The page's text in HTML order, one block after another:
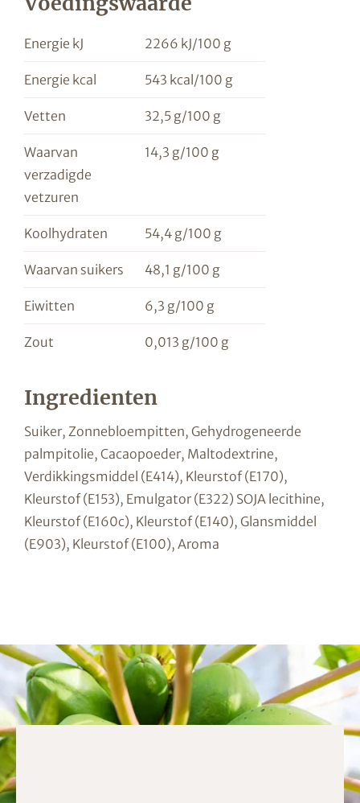
Energie kJ 2266 kJ/100 g
Energie kcal 543 kcal/100 g
Vetten 32,5 g/100 g
Waarvan
verzadigde
vetzuren
14,3 g/100 g
Koolhydraten 54,4 g/100 g
Waarvan suikers 48,1 g/100 g
Eiwitten 6,3 g/100 g
Zout 0,013 g/100 g
Ingredienten
Suiker, Zonnebloempitten, Gehydrogeneerde
palmpitolie, Cacaopoeder, Maltodextrine,
Verdikkingsmiddel (E414), Kleurstof (E170),
Kleurstof (E153), Emulgator (E322) SOJA lecithine,
Kleurstof (E160c), Kleurstof (E140), Glansmiddel
(E903), Kleurstof (E100), Aroma